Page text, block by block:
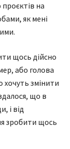
на
як мені
щось дійсно
або голова
хочуть змінити
що в
і від
зробити щось